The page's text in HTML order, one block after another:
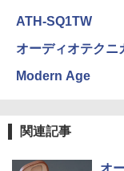
ATH-SQ1TW
オーディオテク
Modern Age
関連記事
オ